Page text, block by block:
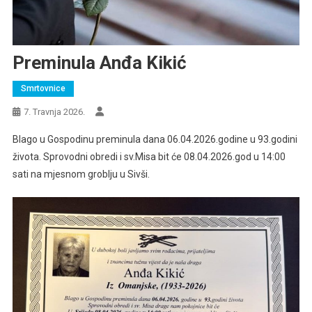
Preminula Anđa Kikić
Smrtovnice
7. Travnja 2026.
Blago u Gospodinu preminula dana 06.04.2026.godine u 93.godini
života. Sprovodni obredi i sv.Misa bit će 08.04.2026.god u 14:00
sati na mjesnom groblju u Sivši.